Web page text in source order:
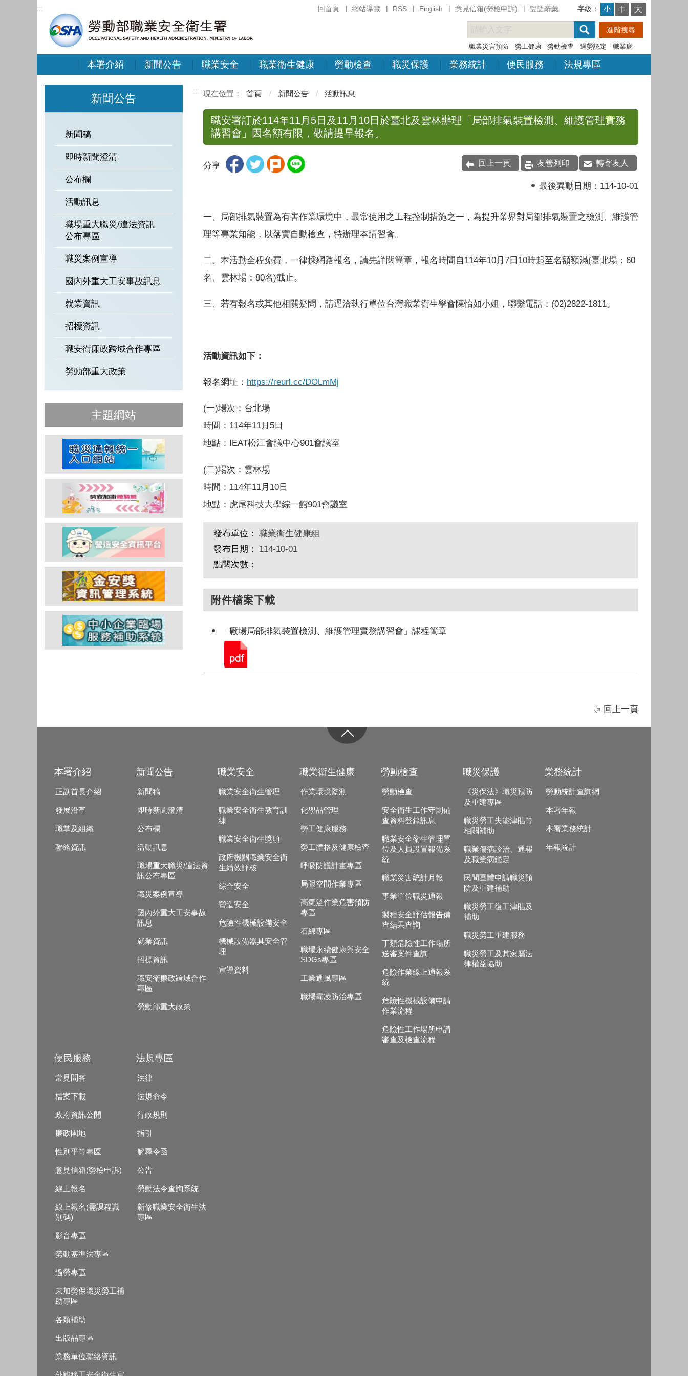
回首頁 網站導覽 RSS English 意見信箱(勞檢申訴) 雙語辭彙
::: 字級： 小 中 大
職業災害預防 勞工健康 勞動檢查 過勞認定 職業病
本署介紹 新聞公告 職業安全 職業衛生健康 勞動檢查 職災保護 業務統計 便民服務 法規專區
新聞公告
新聞稿
即時新聞澄清
公布欄
活動訊息
職場重大職災/違法資訊
公布專區
職災案例宣導
國內外重大工安事故訊息
就業資訊
招標資訊
職安衛廉政跨域合作專區
勞動部重大政策
主題網站
::: 首頁 新聞公告 活動訊息
職安署訂於114年11月5日及11月10日於臺北及雲林辦理「局部排氣裝置檢測、維護管理實務
講習會」因名額有限，敬請提早報名。
分享 回上一頁 友善列印 轉寄友人
最後異動日期： 114-10-01
一、局部排氣裝置為有害作業環境中，最常使用之工程控制措施之一，為提升業界對局部排氣裝置之檢測、維護管
理等專業知能，以落實自動檢查，特辦理本講習會。
二、本活動全程免費，一律採網路報名，請先詳閱簡章，報名時間自114年10月7日10時起至名額額滿(臺北場：60
名、雲林場：80名)截止。
三、若有報名或其他相關疑問，請逕洽執行單位台灣職業衛生學會陳怡如小姐，聯繫電話 ：(02)2822-1811。
活動資訊如下：
報名網址： https://reurl.cc/DOLmMj
(一)場次：台北場
時間：114年11月5日
地點：IEAT松江會議中心901會議室
(二)場次：雲林場
時間：114年11月10日
地點：虎尾科技大學綜一館901會議室
發布單位： 職業衛生健康組
發布日期：
114-10-01
點閱次數：
附件檔案下載
「廠場局部排氣裝置檢測、維護管理實務講習會」課程簡章
回上一頁
本署介紹
正副首長介紹
發展沿革
職掌及組織
聯絡資訊
新聞公告
新聞稿
即時新聞澄清
公布欄
活動訊息
職場重大職災/違法資
訊公布專區
職災案例宣導
國內外重大工安事故
訊息
就業資訊
招標資訊
職安衛廉政跨域合作
專區
勞動部重大政策
職業安全
職業安全衛生管理
職業安全衛生教育訓
練
職業安全衛生獎項
政府機關職業安全衛
生績效評核
綜合安全
營造安全
危險性機械設備安全
機械設備器具安全管
理
宣導資料
職業衛生健康
作業環境監測
化學品管理
勞工健康服務
勞工體格及健康檢查
呼吸防護計畫專區
局限空間作業專區
高氣溫作業危害預防
專區
石綿專區
職場永續健康與安全
SDGs專區
工業通風專區
職場霸凌防治專區
勞動檢查
勞動檢查
安全衛生工作守則備
查資料登錄訊息
職業安全衛生管理單
位及人員設置報備系
統
職業災害統計月報
事業單位職災通報
製程安全評估報告備
查結果查詢
丁類危險性工作場所
送審案件查詢
危險作業線上通報系
統
危險性機械設備申請
作業流程
危險性工作場所申請
審查及檢查流程
職災保護
《災保法》職災預防
及重建專區
職災勞工失能津貼等
相關補助
職業傷病診治、通報
及職業病鑑定
民間團體申請職災預
防及重建補助
職災勞工復工津貼及
補助
職災勞工重建服務
職災勞工及其家屬法
律權益協助
業務統計
勞動統計查詢網
本署年報
本署業務統計
年報統計
便民服務
常見問答
檔案下載
政府資訊公開
廉政園地
性別平等專區
意見信箱(勞檢申訴)
線上報名
線上報名(需課程識
別碼)
影音專區
勞動基準法專區
過勞專區
未加勞保職災勞工補
助專區
各類補助
出版品專區
業務單位聯絡資訊
法規專區
法律
法規命令
行政規則
指引
解釋令函
公告
勞動法令查詢系統
新修職業安全衛生法
專區